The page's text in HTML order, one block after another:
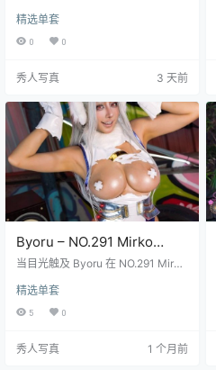
3.09GB]
惣流·明日香·兰格雷。Byoru就在这
套NO.293里完美拿捏了《Neon Ge
发丝，视觉冲击力直接拉满。经典
红黄相间的布料紧贴曲线，那种呼
之欲出的张力跟原作里骄傲跋扈的
明日香气质简直绝配。文件体积足
足3.9GB，高清无码的细节尽收…
精选单套
0 0
秀人写真 3 天前
Byoru – NO.291 Mirko
[75P28V-2.75GB]
当目光触及 Byoru 在 NO.291 Mirko
都变得粘稠而缓慢，每一帧画面都
像是一层薄纱，轻轻覆盖在观者的
视网膜上，留下难以磨灭的视觉印
集，更像是一场关于光影与肢体语
精选单套
5 0
秀人写真 1 个月前